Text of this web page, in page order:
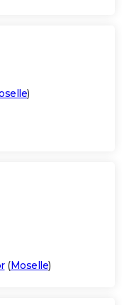
)
(Moselle)